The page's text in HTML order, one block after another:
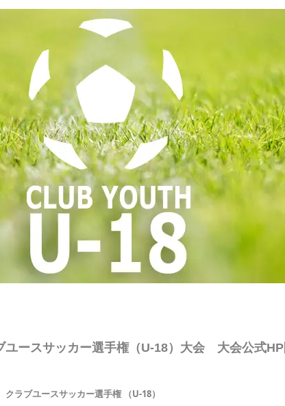
ユースサッカー選手権（U-18）大会 大会公式
クラブユースサッカー選手権 （U-18）